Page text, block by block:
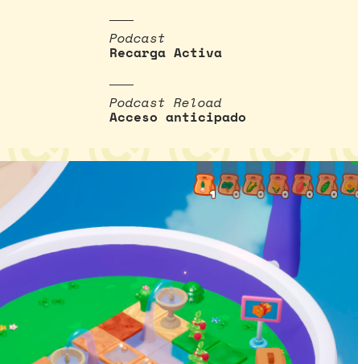
Podcast
Recarga Activa
Podcast Reload
Acceso anticipado